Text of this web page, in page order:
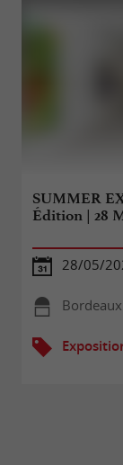
SUMMER
Édition | 28
28/05/
Bordeaux